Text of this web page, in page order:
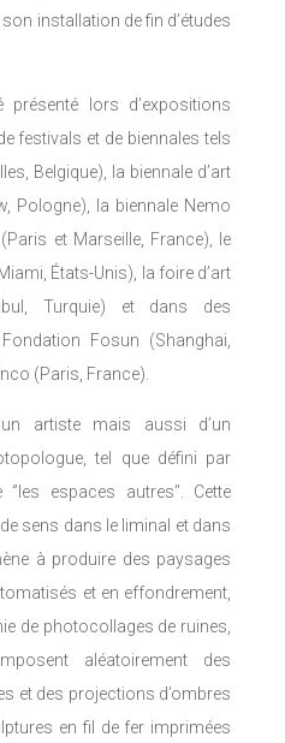
installation de fin d’études
lors d’expositions
festivals et de biennales tels
Belgique), la biennale d’art
Pologne), la biennale Nemo
et Marseille, France), le
États-Unis), la foire d’art
Turquie) et dans des
Fosun (Shanghai,
(Paris, France).
artiste mais aussi d’un
tel que défini par
espaces autres’’. Cette
sens dans le liminal et dans
à produire des paysages
et en effondrement,
de photocollages de ruines,
aléatoirement des
et des projections d’ombres
en fil de fer imprimées